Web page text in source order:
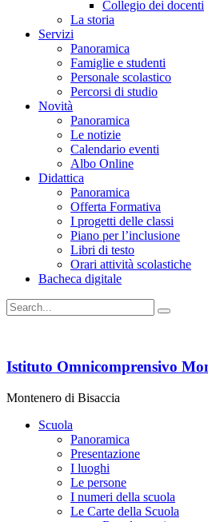
Collegio dei docenti
La storia
Servizi
Panoramica
Famiglie e studenti
Personale scolastico
Percorsi di studio
Novità
Panoramica
Le notizie
Calendario eventi
Albo Online
Didattica
Panoramica
Offerta Formativa
I progetti delle classi
Piano per l’inclusione
Libri di testo
Orari attività scolastiche
Bacheca digitale
Istituto Omnicomprensivo
Montenero di Bisaccia
Scuola
Panoramica
Presentazione
I luoghi
Le persone
I numeri della scuola
Le Carte della Scuola